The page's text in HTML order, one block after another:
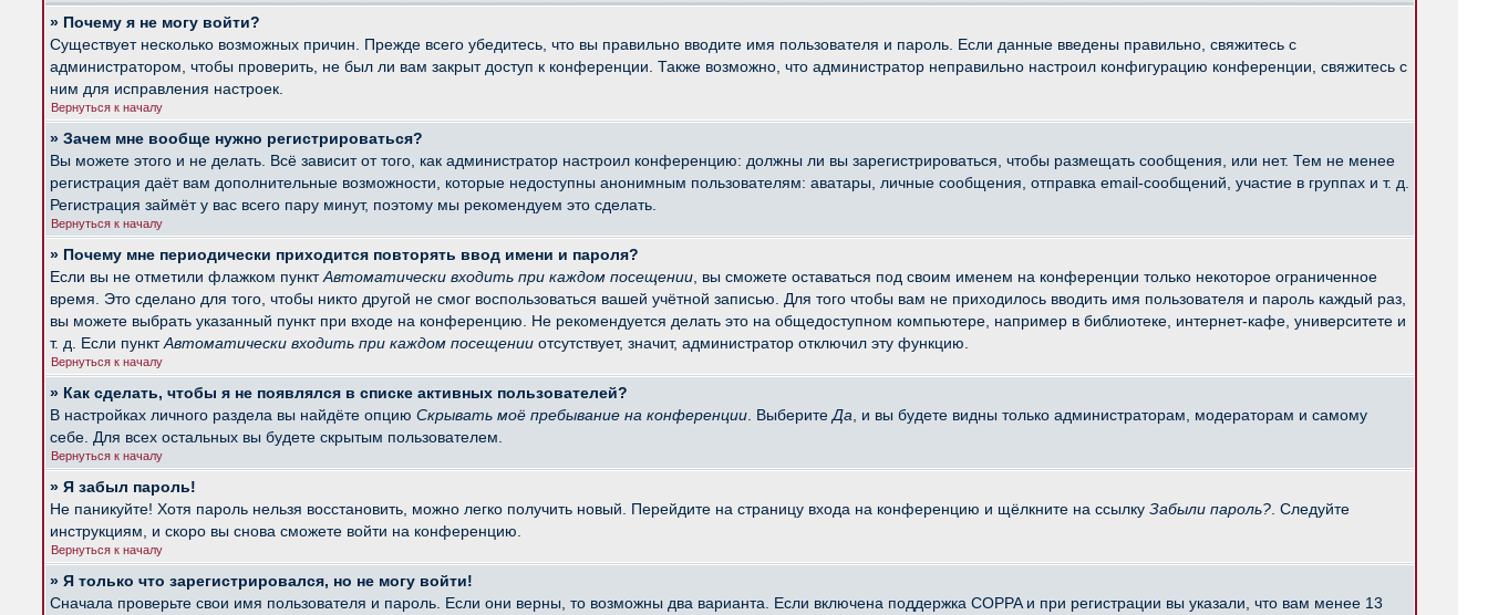
» Почему я не могу войти?
Существует несколько возможных причин. Прежде всего убедитесь, что вы правильно вводите имя пользователя и пароль. Если данные введены правильно, свяжитесь с
администратором, чтобы проверить, не был ли вам закрыт доступ к конференции. Также возможно, что администратор неправильно настроил конфигурацию конференции, свяжитесь с
ним для исправления настроек.
Вернуться к началу
» Зачем мне вообще нужно регистрироваться?
Вы можете этого и не делать. Всё зависит от того, как администратор настроил конференцию: должны ли вы зарегистрироваться, чтобы размещать сообщения, или нет. Тем не менее
регистрация даёт вам дополнительные возможности, которые недоступны анонимным пользователям: аватары, личные сообщения, отправка email-сообщений, участие в группах и т. д.
Регистрация займёт у вас всего пару минут, поэтому мы рекомендуем это сделать.
Вернуться к началу
» Почему мне периодически приходится повторять ввод имени и пароля?
Если вы не отметили флажком пунктАвтоматически входить при каждом посещении , вы сможете оставаться под своим именем на конференции только некоторое ограниченное
время. Это сделано для того, чтобы никто другой не смог воспользоваться вашей учётной записью. Для того чтобы вам не приходилось вводить имя пользователя и пароль каждый раз,
вы можете выбрать указанный пункт при входе на конференцию. Не рекомендуется делать это на общедоступном компьютере, например в библиотеке, интернет-кафе, университете и
т. д. Если пунктАвтоматически входить при каждом посещении отсутствует, значит, администратор отключил эту функцию.
Вернуться к началу
» Как сделать, чтобы я не появлялся в списке активных пользователей?
В настройках личного раздела вы найдёте опцию Скрывать моё пребывание на конференции . Выберите Да , и вы будете видны только администраторам, модераторам и самому
себе. Для всех остальных вы будете скрытым пользователем.
Вернуться к началу
» Я забыл пароль!
Не паникуйте! Хотя пароль нельзя восстановить, можно легко получить новый. Перейдите на страницу входа на конференцию и щёлкните на ссылку Забыли пароль? . Следуйте
инструкциям, и скоро вы снова сможете войти на конференцию.
Вернуться к началу
» Я только что зарегистрировался, но не могу войти!
Сначала проверьте свои имя пользователя и пароль. Если они верны, то возможны два варианта. Если включена поддержка COPPA и при регистрации вы указали, что вам менее 13